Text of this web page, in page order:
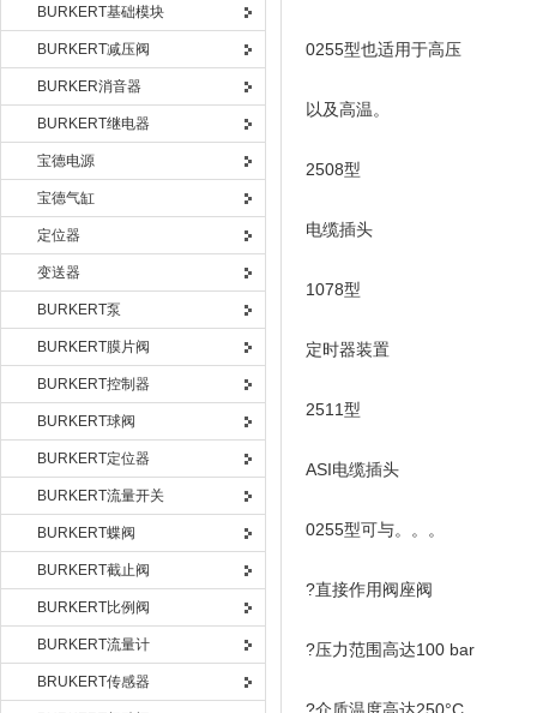
BURKERT基础模块
BURKERT减压阀
BURKER消音器
BURKERT继电器
宝德电源
宝德气缸
定位器
变送器
BURKERT泵
BURKERT膜片阀
BURKERT控制器
BURKERT球阀
BURKERT定位器
BURKERT流量开关
BURKERT蝶阀
BURKERT截止阀
BURKERT比例阀
BURKERT流量计
BRUKERT传感器
0255型也适用于高压
以及高温。
2508型
电缆插头
1078型
定时器装置
2511型
ASI电缆插头
0255型可与。。。
?直接作用阀座阀
?压力范围高达100 bar